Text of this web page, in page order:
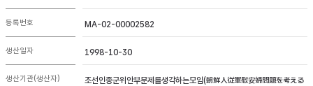
등록번호 MA-02-00002582
생산일자 1998-10-30
생산기관(생산자)
조선인종군위안부문제를생각하는모임(朝鮮人従軍慰安婦問題を考える